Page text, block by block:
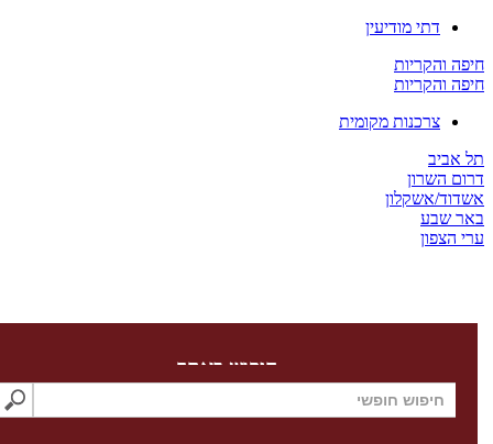
דתי מודיעין
והקריות
והקריות
צרכנות מקומית
אביב
השרון
אשקלון
שבע
הצפון
חיפוש באתר